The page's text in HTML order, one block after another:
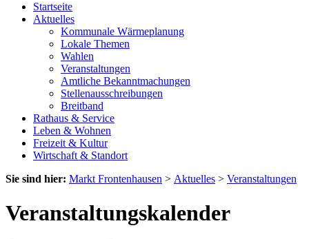
Startseite
Aktuelles
Kommunale Wärmeplanung
Lokale Themen
Wahlen
Veranstaltungen
Amtliche Bekanntmachungen
Stellenausschreibungen
Breitband
Rathaus & Service
Leben & Wohnen
Freizeit & Kultur
Wirtschaft & Standort
Sie sind hier: Markt Frontenhausen > Aktuelles > Veranstaltungen
Veranstaltungskalender